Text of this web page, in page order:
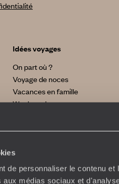
de personnaliser le contenu et
aux médias sociaux et
Idées voyages
On part où ?
Voyage de noces
Vacances en famille
Week-end en amoureux
Croisière
Tour du Monde
Déconnecter
Plongée